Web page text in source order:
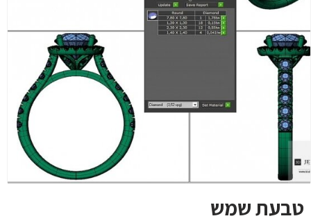
טבעת שמש